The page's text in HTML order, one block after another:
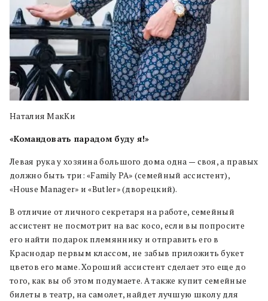
Наталия МакКи
«Командовать парадом буду я!»
Левая рука у хозяина большого дома одна — своя, а правых
должно быть три: «Family PA» (семейный ассистент),
«House Manager» и «Butler» (дворецкий).
В отличие от личного секретаря на работе, семейный
ассистент не посмотрит на вас косо, если вы попросите
его найти подарок племяннику и отправить его в
Краснодар первым классом, не забыв приложить букет
цветов его маме. Хороший ассистент сделает это еще до
того, как вы об этом подумаете. А также купит семейные
билеты в театр, на самолет, найдет лучшую школу для